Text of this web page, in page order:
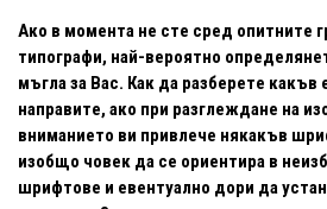
Ако в момента не сте сред опитните
типографи, най-вероятно
мъгла за Вас. Как да разберете
направите, ако при разглеждане на
вниманието ви привлече някакъв
изобщо човек да се ориентира в
шрифтове и евентуално дори да